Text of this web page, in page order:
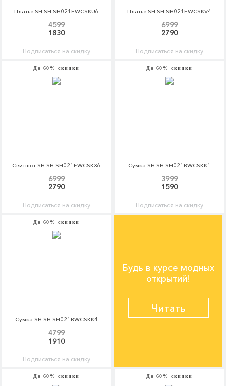
Платье SH SH SH021EWCSKU6
4599
1830
Подписаться на скидку
Платье SH SH SH021EWCSKV4
6999
2790
Подписаться на скидку
До 60% скидки
Свитшот SH SH SH021EWCSKX6
6999
2790
Подписаться на скидку
До 60% скидки
Сумка SH SH SH021BWCSKK1
3999
1590
Подписаться на скидку
До 60% скидки
Сумка SH SH SH021BWCSKK4
4799
1910
Подписаться на скидку
Будь в курсе модных
открытий!
Читать
До 60% скидки До 60% скидки